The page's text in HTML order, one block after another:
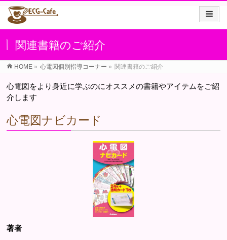
関連書籍のご紹介
HOME » 心電図個別指導コーナー » 関連書籍のご紹介
心電図をより身近に学ぶのにオススメの書籍やアイテムをご紹
介します
心電図ナビカード
著者